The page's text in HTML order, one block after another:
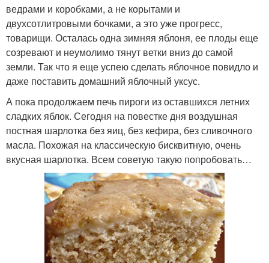
ведрами и коробками, а не корытами и
двухсотлитровыми бочками, а это уже прогресс,
товарищи. Осталась одна зимняя яблоня, ее плоды еще
созревают и неумолимо тянут ветки вниз до самой
земли. Так что я еще успею сделать яблочное повидло и
даже поставить домашний яблочный уксус.
А пока продолжаем печь пироги из оставшихся летних
сладких яблок. Сегодня на повестке дня воздушная
постная шарлотка без яиц, без кефира, без сливочного
масла. Похожая на классическую бисквитную, очень
вкусная шарлотка. Всем советую такую попробовать…